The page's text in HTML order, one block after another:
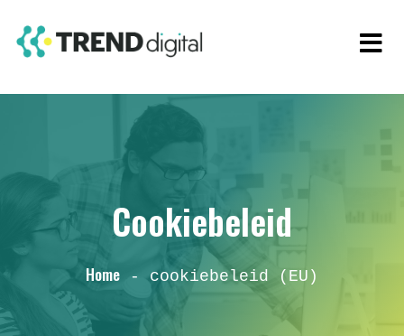
Cookiebeleid
Home-cookiebeleid (EU)